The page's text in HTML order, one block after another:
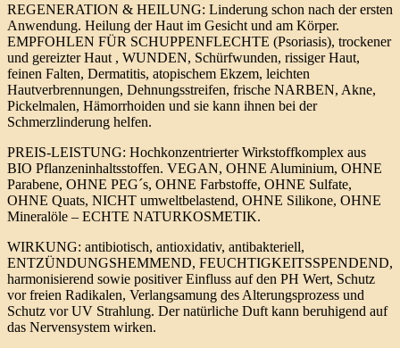
REGENERATION & HEILUNG: Linderung schon nach der ersten
Anwendung. Heilung der Haut im Gesicht und am Körper.
EMPFOHLEN FÜR SCHUPPENFLECHTE (Psoriasis), trockener
und gereizter Haut , WUNDEN, Schürfwunden, rissiger Haut,
feinen Falten, Dermatitis, atopischem Ekzem, leichten
Hautverbrennungen, Dehnungsstreifen, frische NARBEN, Akne,
Pickelmalen, Hämorrhoiden und sie kann ihnen bei der
Schmerzlinderung helfen.
PREIS-LEISTUNG: Hochkonzentrierter Wirkstoffkomplex aus
BIO Pflanzeninhaltsstoffen. VEGAN, OHNE Aluminium, OHNE
Parabene, OHNE PEG´s, OHNE Farbstoffe, OHNE Sulfate,
OHNE Quats, NICHT umweltbelastend, OHNE Silikone, OHNE
Mineralöle – ECHTE NATURKOSMETIK.
WIRKUNG: antibiotisch, antioxidativ, antibakteriell,
ENTZÜNDUNGSHEMMEND, FEUCHTIGKEITSSPENDEND,
harmonisierend sowie positiver Einfluss auf den PH Wert, Schutz
vor freien Radikalen, Verlangsamung des Alterungsprozess und
Schutz vor UV Strahlung. Der natürliche Duft kann beruhigend auf
das Nervensystem wirken.